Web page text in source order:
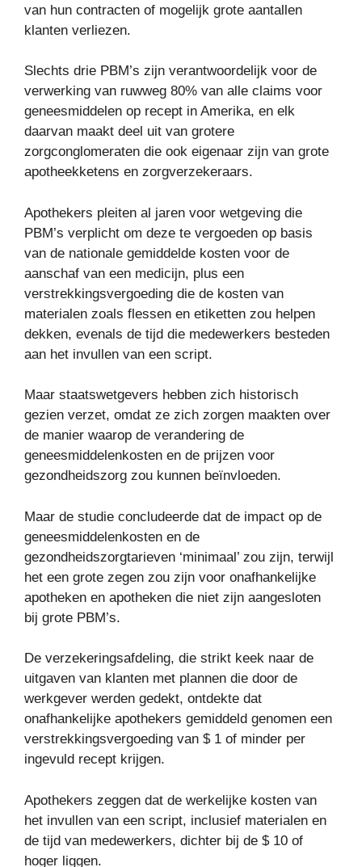
van hun contracten of mogelijk grote aantallen
klanten verliezen.
Slechts drie PBM’s zijn verantwoordelijk voor de
verwerking van ruwweg 80% van alle claims voor
geneesmiddelen op recept in Amerika, en elk
daarvan maakt deel uit van grotere
zorgconglomeraten die ook eigenaar zijn van grote
apotheekketens en zorgverzekeraars.
Apothekers pleiten al jaren voor wetgeving die
PBM’s verplicht om deze te vergoeden op basis
van de nationale gemiddelde kosten voor de
aanschaf van een medicijn, plus een
verstrekkingsvergoeding die de kosten van
materialen zoals flessen en etiketten zou helpen
dekken, evenals de tijd die medewerkers besteden
aan het invullen van een script.
Maar staatswetgevers hebben zich historisch
gezien verzet, omdat ze zich zorgen maakten over
de manier waarop de verandering de
geneesmiddelenkosten en de prijzen voor
gezondheidszorg zou kunnen beïnvloeden.
Maar de studie concludeerde dat de impact op de
geneesmiddelenkosten en de
gezondheidszorgtarieven ‘minimaal’ zou zijn, terwijl
het een grote zegen zou zijn voor onafhankelijke
apotheken en apotheken die niet zijn aangesloten
bij grote PBM’s.
De verzekeringsafdeling, die strikt keek naar de
uitgaven van klanten met plannen die door de
werkgever werden gedekt, ontdekte dat
onafhankelijke apothekers gemiddeld genomen een
verstrekkingsvergoeding van $ 1 of minder per
ingevuld recept krijgen.
Apothekers zeggen dat de werkelijke kosten van
het invullen van een script, inclusief materialen en
de tijd van medewerkers, dichter bij de $ 10 of
hoger liggen.